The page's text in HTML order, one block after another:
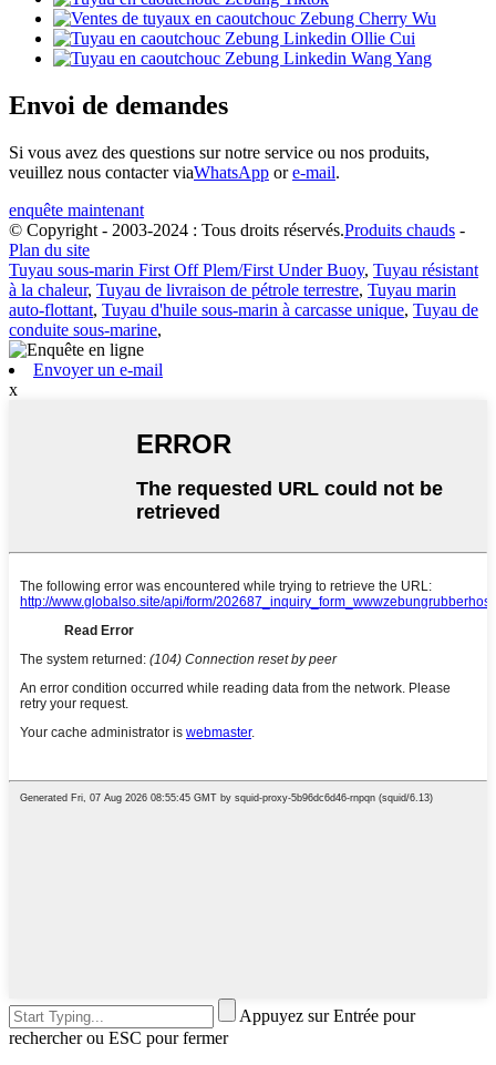
Envoi de demandes
Si vous avez des questions sur notre service ou nos produits,
veuillez nous contacter viaWhatsApp ore-mail.
enquête maintenant
© Copyright - 2003-2024 : Tous droits réservés.Produits chauds -
Plan du site
Tuyau sous-marin First Off Plem/First Under Buoy, Tuyau résistant
à la chaleur, Tuyau de livraison de pétrole terrestre, Tuyau marin
auto-flottant, Tuyau d'huile sous-marin à carcasse unique, Tuyau de
conduite sous-marine,
Envoyer un e-mail
x
Appuyez sur Entrée pour
rechercher ou ESC pour fermer